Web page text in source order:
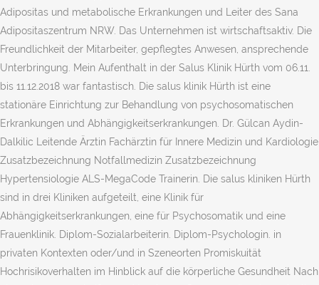
Adipositas und metabolische Erkrankungen und Leiter des Sana
Adipositaszentrum NRW. Das Unternehmen ist wirtschaftsaktiv. Die
Freundlichkeit der Mitarbeiter, gepflegtes Anwesen, ansprechende
Unterbringung. Mein Aufenthalt in der Salus Klinik Hürth vom 06.11.
bis 11.12.2018 war fantastisch. Die salus klinik Hürth ist eine
stationäre Einrichtung zur Behandlung von psychosomatischen
Erkrankungen und Abhängigkeitserkrankungen. Dr. Gülcan Aydin-
Dalkilic Leitende Ärztin Fachärztin für Innere Medizin und Kardiologie
Zusatzbezeichnung Notfallmedizin Zusatzbezeichnung
Hypertensiologie ALS-MegaCode Trainerin. Die salus kliniken Hürth
sind in drei Kliniken aufgeteilt, eine Klinik für
Abhängigkeitserkrankungen, eine für Psychosomatik und eine
Frauenklinik. Diplom-Sozialarbeiterin. Diplom-Psychologin. in
privaten Kontexten oder/und in Szeneorten Promiskuität
Hochrisikoverhalten im Hinblick auf die körperliche Gesundheit Nach